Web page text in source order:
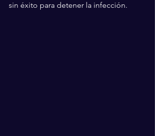
sin éxito para detener la infección.